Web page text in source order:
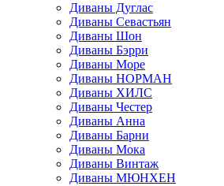
Диваны Дуглас
Диваны Севастьян
Диваны Шон
Диваны Бэрри
Диваны Море
Диваны НОРМАН
Диваны ХИЛС
Диваны Честер
Диваны Анна
Диваны Барни
Диваны Мока
Диваны Винтаж
Диваны МЮНХЕН